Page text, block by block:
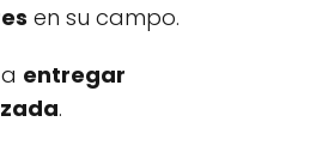
en su campo.
entregar
.